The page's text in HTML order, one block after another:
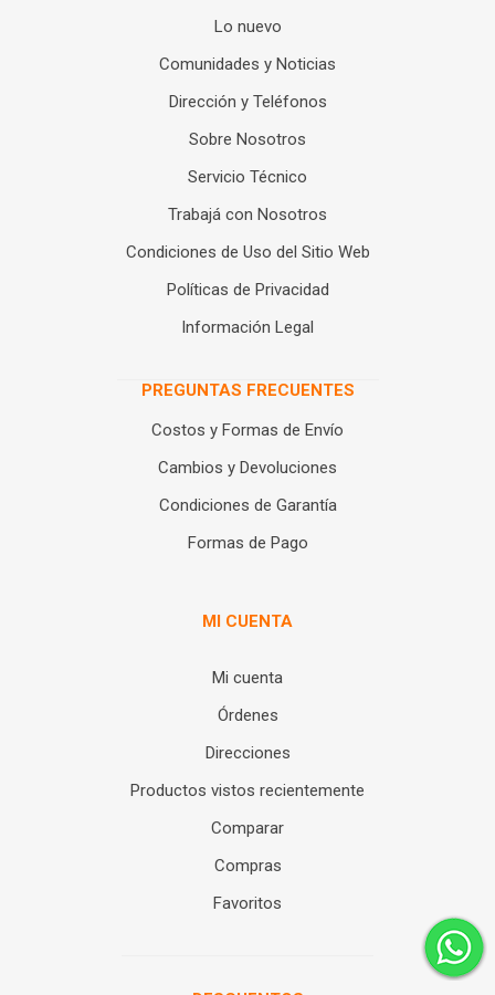
Lo nuevo
Comunidades y Noticias
Dirección y Teléfonos
Sobre Nosotros
Servicio Técnico
Trabajá con Nosotros
Condiciones de Uso del Sitio Web
Políticas de Privacidad
Información Legal
PREGUNTAS FRECUENTES
Costos y Formas de Envío
Cambios y Devoluciones
Condiciones de Garantía
Formas de Pago
MI CUENTA
Mi cuenta
Órdenes
Direcciones
Productos vistos recientemente
Comparar
Compras
Favoritos